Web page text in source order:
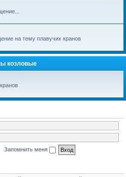
на тему плавучих кранов
козловые
Запомнить меня